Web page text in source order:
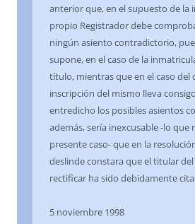
anterior que, en el supuesto de la
propio Registrador debe
ningún asiento contradictorio,
supone, en el caso de la
título, mientras que en el caso del
inscripción del mismo lleva
entredicho los posibles asientos
además, sería inexcusable -lo que
presente caso- que en la
deslinde constara que el titular
rectificar ha sido debidamente
5 noviembre 1998